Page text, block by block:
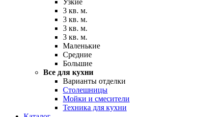
Узкие
3 кв. м.
3 кв. м.
3 кв. м.
3 кв. м.
Маленькие
Средние
Большие
Все для кухни
Варианты отделки
Столешницы
Мойки и смесители
Техника для кухни